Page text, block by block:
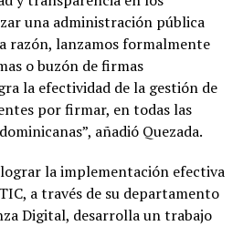
una administración pública
razón, lanzamos formalmente
o buzón de firmas
la efectividad de la gestión de
por firmar, en todas las
añadió Quezada.
la implementación efectiva
a través de su departamento
Digital, desarrolla un trabajo